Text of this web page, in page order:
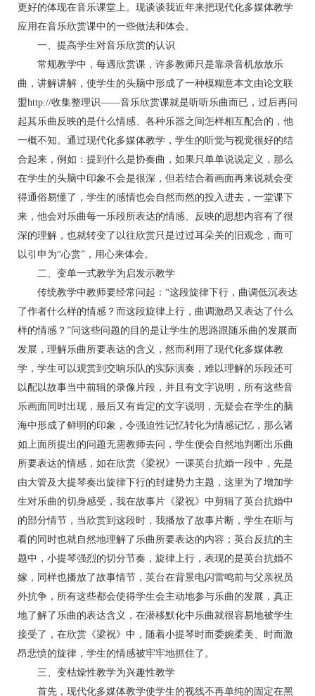
更好的体现在音乐课堂上。现谈谈我近年来把现代化多媒体教学
应用在音乐欣赏课中的一些做法和体会。
一、提高学生对音乐欣赏的认识
常规教学中，每遇欣赏课，许多教师只是靠录音机放放乐
曲，讲解讲解，使学生的头脑中形成了一种模糊意本文由论文联
盟http://收集整理识——音乐欣赏课就是听听乐曲而已，过后再问
起其乐曲反映的是什么情感、各种乐器之间怎样相互配合的，他
一概不知。通过现代化多媒体教学，学生的听觉与视觉很好的结
合起来，例如：提到什么是协奏曲，如果只单单说说定义，那么
在学生的头脑中印象不会是很深，但若结合着画面再来说就会变
得通俗易懂了，学生的感情也会自然而然的投入进去，一堂课下
来，他会对乐曲每一乐段所表达的情感、反映的思想内容有了很
深的理解，也就转变了以往欣赏只是过过耳朵关的旧观念，而可
以引申为“心赏”，用心来体会。
二、变单一式教学为启发示教学
传统教学中教师要经常问起：“这段旋律下行，曲调低沉表达
了作者什么样的情感？而这段旋律上行，曲调激昂又表达了什么
样的情感？”问这些问题的目的是让学生的思路跟随乐曲的发展而
发展，理解乐曲所要表达的含义，然而利用了现代化多媒体教
学，学生可以观赏到交响乐队的实际演奏，难以理解的乐段还可
以配以故事当中前辑的录像片段，并且有文字说明，所有这些音
乐画面同时出现，最后又有肯定的文字说明，无疑会在学生的脑
海中形成了鲜明的印象，令强迫性记忆转化为情感记忆，那么诸
如上面所提出的问题无需教师去问，学生便会自然地判断出乐曲
所要表达的情感，如在欣赏《梁祝》一课英台抗婚一段中，先是
由大管及大提琴奏出旋律下行的封建势力主题，这里为了增加学
生对乐曲的切身感受，我在故事片《梁祝》中剪辑了英台抗婚中
的部分情节，当欣赏到这段时，我播放了故事片断，学生在听与
看的同时也就自然地理解了乐曲所要表达的内容；英台反抗的主
题中，小提琴强烈的切分节奏，旋律上行，表现的是英台抗婚不
嫁，同样也播放了故事情节，英台在背景电闪雷鸣前与父亲祝员
外抗争，所有这些都会使得学生会主动地参与乐曲的发展，真正
地了解了乐曲的表达含义，在潜移默化中乐曲就很容易地被学生
接受了，在欣赏《梁祝》中，随着小提琴时而委婉柔美、时而激
昂悲愤的旋律，学生的情感被牢牢地抓住了。
三、变枯燥性教学为兴趣性教学
首先，现代化多媒体教学使学生的视线不再单纯的固定在黑